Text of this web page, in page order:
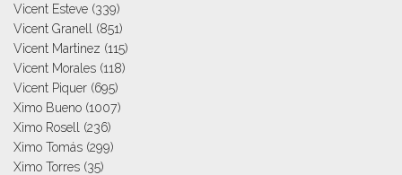
Vicent Esteve (339)
Vicent Granell
(851)
Vicent Martinez (115)
Vicent Morales (118)
Vicent Piquer (695)
Ximo Bueno (1007)
Ximo Rosell
(236)
Ximo Tomás (299)
Ximo Torres (35)